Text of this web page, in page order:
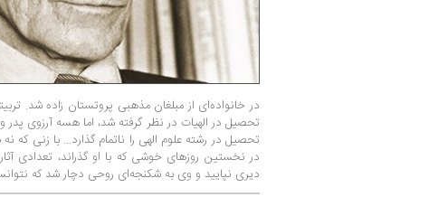
در خانواده‌ای از مبلغان مذهبی پروتستان زاده شد.
تحصیل در الهیات در نظر گرفته شد، اما هسه آرزوی پدر
تحصیل در رشته علوم الهی را ناتمام گذارد... با زنی که نه
در نخستین روزهای خوشی که با او گذراند، تعدادی
دیری نپایید و وی به شکنجه‌ای روحی دچار شد که